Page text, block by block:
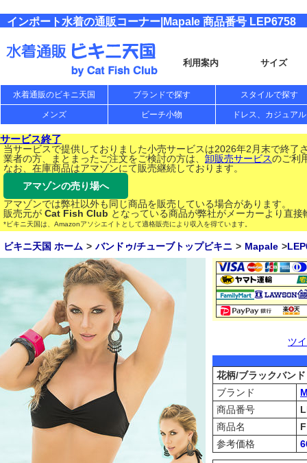
インポート水着の通販コーナー|Mapale 商品番号 LEP6758
利用案内 サイズ
水着通販のビキニ天国 ブランドで探す スタイルで探す
メンズ ビーチ小物 ドレス、カジュアル
サービス終了
当サービスで提供しておりました小売サービスは2026年2月末で終了
業者の方、まとまったご注文をご検討の方は、 卸販売サービスのご利
なお、在庫商品はアマゾンにて販売継続しております。
アマゾンの売り場へ
アマゾンでは弊社以外も同じ商品を販売している場合があります。
販売元が Cat Fish Club となっている商品が弊社がメーカーより直
*ビキニ天国は、Amazonアソシエイトとして適格販売により収入を得ています。
ビキニ天国 ホーム バンドゥ/チューブトップビキニ Mapale
ツ
花柄/ブラックバン
ブランド
商品番号
商品名
参考価格